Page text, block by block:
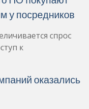
у посредников
спрос
к
оказались